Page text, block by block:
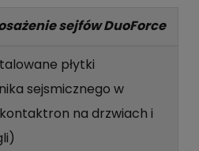
sejfów DuoForce
płytki
sejsmicznego w
na drzwiach i